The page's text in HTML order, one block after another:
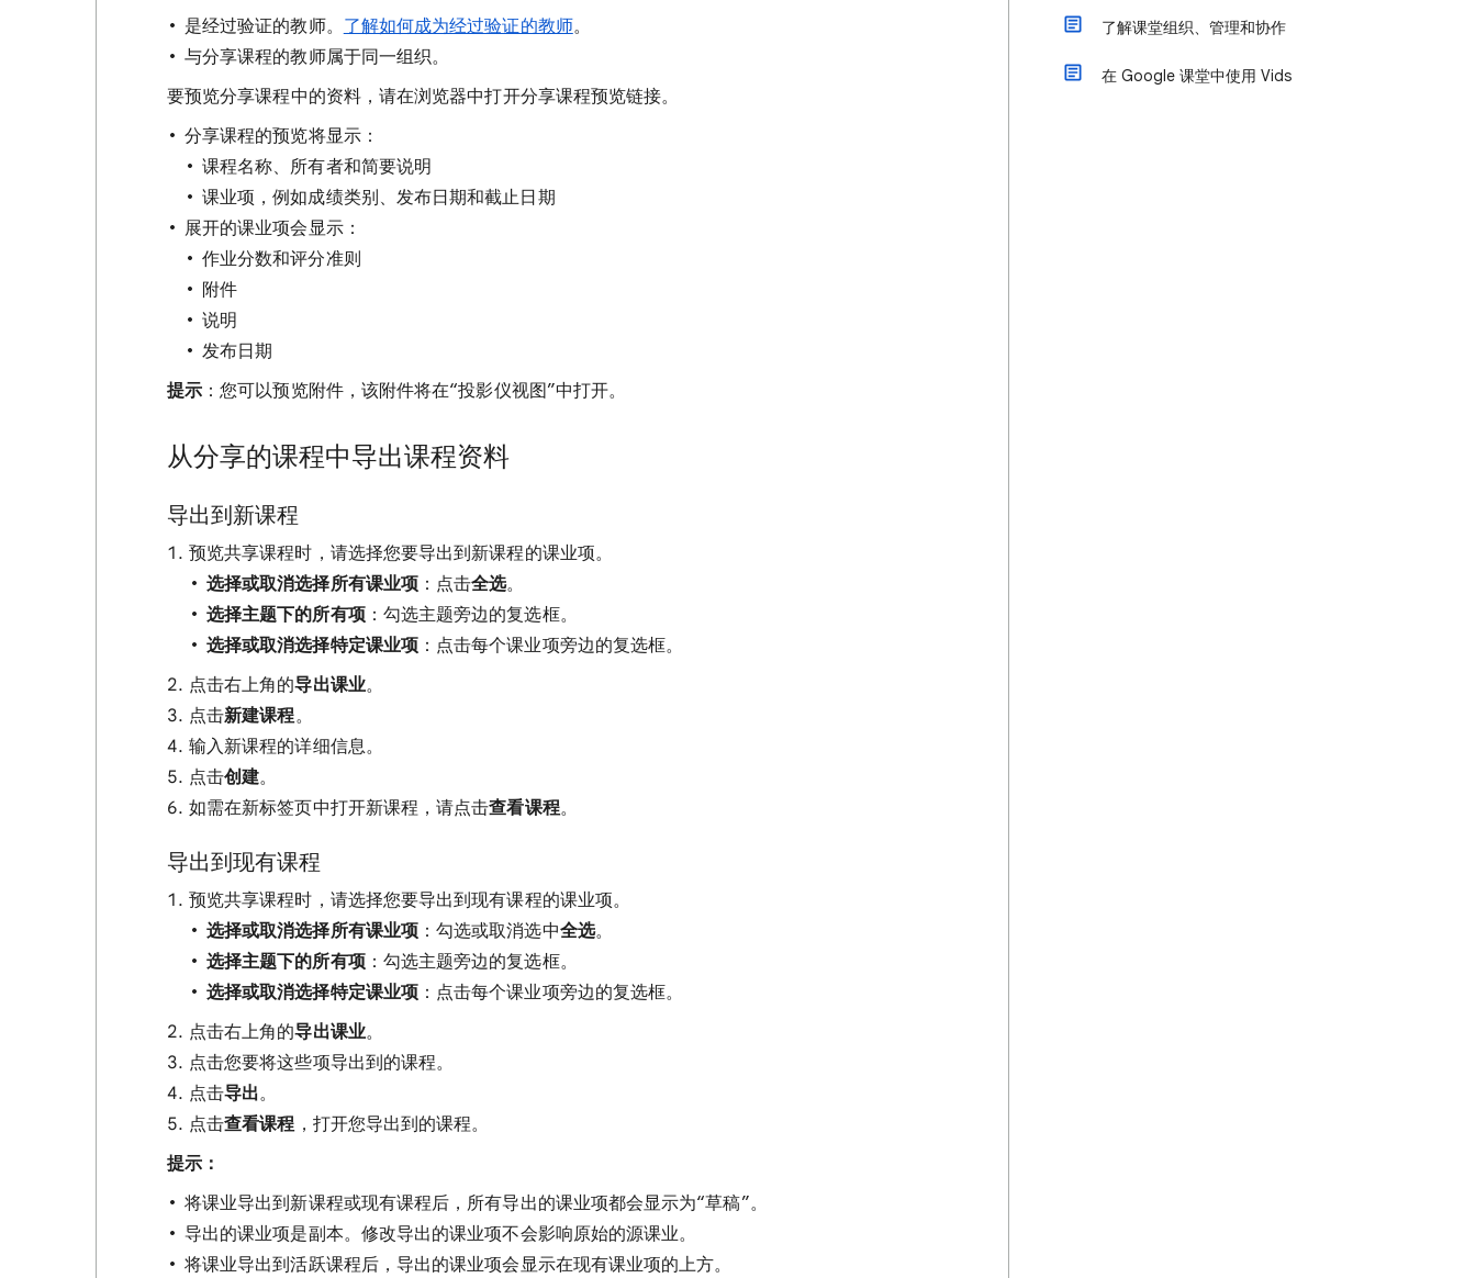
是经过验证的教师。 了解如何成为经过验证的教师。
与分享课程的教师属于同一组织。
要预览分享课程中的资料，请在浏览器中打开分享课程预览链接。
分享课程的预览将显示：
课程名称、所有者和简要说明
课业项，例如成绩类别、发布日期和截止日期
展开的课业项会显示：
作业分数和评分准则
附件
说明
发布日期
提示 ：您可以预览附件，该附件将在“投影仪视图”中打开。
从分享的课程中导出课程资料
导出到新课程
预览共享课程时，请选择您要导出到新课程的课业项。
选择或取消选择所有课业项：点击全选。
选择主题下的所有项：勾选主题旁边的复选框。
选择或取消选择特定课业项：点击每个课业项旁边的复选框。
点击右上角的导出课业。
点击新建课程。
输入新课程的详细信息。
点击创建。
如需在新标签页中打开新课程，请点击查看课程。
导出到现有课程
预览共享课程时，请选择您要导出到现有课程的课业项。
选择或取消选择所有课业项：勾选或取消选中全选。
选择主题下的所有项：勾选主题旁边的复选框。
选择或取消选择特定课业项：点击每个课业项旁边的复选框。
点击右上角的导出课业。
点击您要将这些项导出到的课程。
点击导出。
点击查看课程，打开您导出到的课程。
提示：
将课业导出到新课程或现有课程后，所有导出的课业项都会显示为“草稿”。
导出的课业项是副本。修改导出的课业项不会影响原始的源课业。
将课业导出到活跃课程后，导出的课业项会显示在现有课业项的上方。
了解课堂组织、管理和协作
在 Google 课堂中使用 Vids